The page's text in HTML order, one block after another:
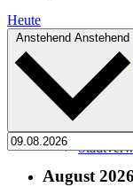
Heute
Anstehend Anstehend
August 2026